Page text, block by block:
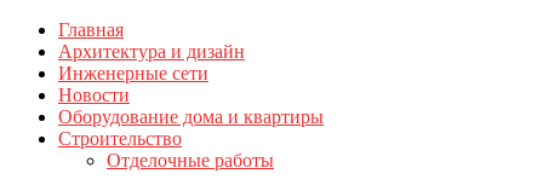
Главная
Архитектура и дизайн
Инженерные сети
Новости
Оборудование дома и квартиры
Строительство
Отделочные работы